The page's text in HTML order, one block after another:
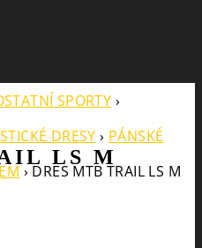
LS M
SPORTY ›
DRESY › PÁNSKÉ
› DRES MTB TRAIL LS M